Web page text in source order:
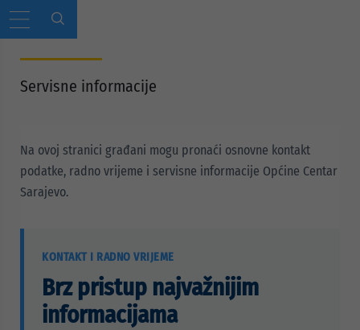
Servisne informacije
Na ovoj stranici građani mogu pronaći osnovne kontakt
podatke, radno vrijeme i servisne informacije Općine Centar
Sarajevo.
KONTAKT I RADNO VRIJEME
Brz pristup najvažnijim
informacijama